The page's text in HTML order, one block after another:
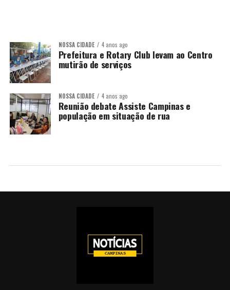
NOSSA CIDADE 4 anos ago
Prefeitura e Rotary Club levam ao Centro
mutirão de serviços
NOSSA CIDADE 4 anos ago
Reunião debate Assiste Campinas e
população em situação de rua